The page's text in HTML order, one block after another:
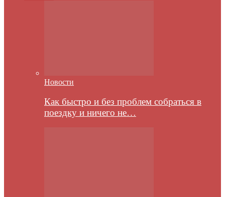
Новости
Как быстро и без проблем собраться в
поездку и ничего не…